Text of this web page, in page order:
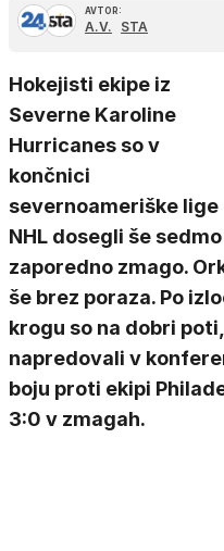
AVTOR:
A.V. STA
Hokejisti ekipe iz
Severne Karoline
Hurricanes so v
končnici
severnoameriške lige
NHL dosegli še sedmo
zaporedno zmago.
še brez poraza. Po
krogu so na dobri
napredovali v
boju proti ekipi
3:0 v zmagah.